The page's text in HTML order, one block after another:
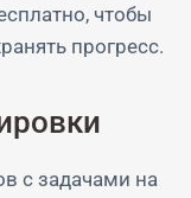
чтобы
прогресс.
с задачами на